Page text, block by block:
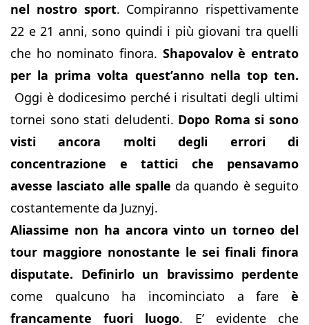
nel nostro sport. Compiranno rispettivamente
22 e 21 anni, sono quindi i più giovani tra quelli
che ho nominato finora. Shapovalov è entrato
per la prima volta quest’anno nella top ten.
Oggi è dodicesimo perché i risultati degli ultimi
tornei sono stati deludenti. Dopo Roma si sono
visti ancora molti degli errori di
concentrazione e tattici che pensavamo
avesse lasciato alle spalle da quando è seguito
costantemente da Juznyj.
Aliassime non ha ancora vinto un torneo del
tour maggiore nonostante le sei finali finora
disputate. Definirlo un bravissimo perdente
come qualcuno ha incominciato a fare è
francamente fuori luogo. E’ evidente che